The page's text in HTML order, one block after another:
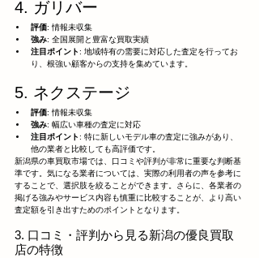
4. ガリバー
評価: 情報未収集
強み: 全国展開と豊富な買取実績
注目ポイント: 地域特有の需要に対応した査定を行ってお
り、根強い顧客からの支持を集めています。
5. ネクステージ
評価: 情報未収集
強み: 幅広い車種の査定に対応
注目ポイント: 特に新しいモデル車の査定に強みがあり、
他の業者と比較しても高評価です。
新潟県の車買取市場では、口コミや評判が非常に重要な判断基
準です。気になる業者については、実際の利用者の声を参考に
することで、選択肢を絞ることができます。さらに、各業者の
掲げる強みやサービス内容も慎重に比較することが、より高い
査定額を引き出すためのポイントとなります。
3. 口コミ・評判から見る新潟の優良買取
店の特徴